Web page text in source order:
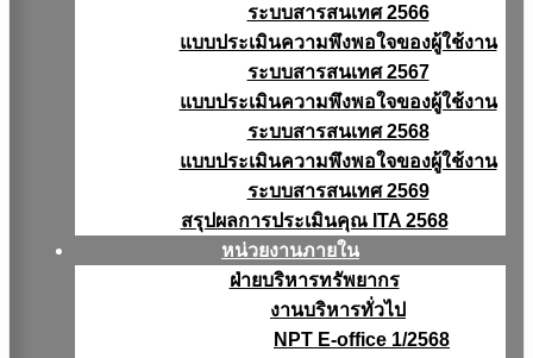
ระบบสารสนเทศ 2566
แบบประเมินความพึงพอใจของผู้ใช้งาน
ระบบสารสนเทศ 2567
แบบประเมินความพึงพอใจของผู้ใช้งาน
ระบบสารสนเทศ 2568
แบบประเมินความพึงพอใจของผู้ใช้งาน
ระบบสารสนเทศ 2569
สรุปผลการประเมินคุณ ITA 2568
หน่วยงานภายใน
ฝ่ายบริหารทรัพยากร
งานบริหารทั่วไป
NPT E-office 1/2568